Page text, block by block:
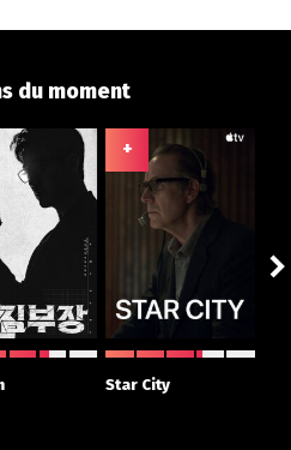
du moment
+
Star City